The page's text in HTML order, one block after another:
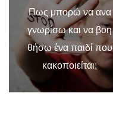
Πως μπορώ να ανα
γνωρίσω και να βοη
θήσω ένα παιδί που
κακοποιείται;